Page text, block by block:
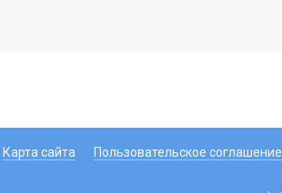
Карта сайта Пользовательское соглашение